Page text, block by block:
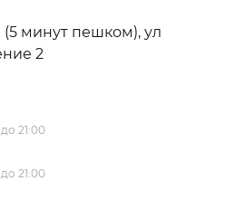
(5 минут пешком), ул
2
21:00
21:00